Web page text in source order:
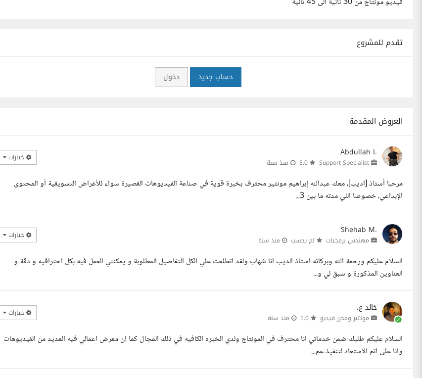
تقدم للمشروع
حساب جديد دخول
العروض المقدمة
Abdullah I.
منذ سنة خيارات
مرحبا أستاذ [اديب]، معك عبدالله إبراهيم مونتير محترف بخبرة قوية في صناعة الفيديوهات القصيرة سواء للأغراض التسويقية أو المحتوى
الإبداعي، خصوصا اللي مدته ما بين 3...
Shehab M.
مهندس برمجيات لم يحسب منذ سنة خيارات
السلام عليكم ورحمة الله وبركاته استاذ الديب انا شهاب ولقد اتطلعت علي الكل التفاصيل المطلوبة و يمكنني العمل فيه بكل احترافيه و دقة و
العناوين المذكورة و سبق لي و...
خالد ع.
مونتير ومحرر فيديو منذ سنة خيارات
السلام عليكم طلبك ضمن خدماتي انا محترف في المونتاج ولدي الخبره الكافيه في ذلك المجال كما ان معرض اعمالي فيه العديد من الفيديوهات
وانا على اتم الاستعاد لتنفيذ عم...